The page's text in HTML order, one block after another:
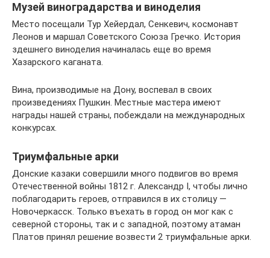
Музей виноградарства и виноделия
Место посещали Тур Хейердал, Сенкевич, космонавт
Леонов и маршал Советского Союза Гречко. История
здешнего виноделия начиналась еще во время
Хазарского каганата.
Вина, производимые на Дону, воспевал в своих
произведениях Пушкин. Местные мастера имеют
награды нашей страны, побеждали на международных
конкурсах.
Триумфальные арки
Донские казаки совершили много подвигов во время
Отечественной войны 1812 г. Александр I, чтобы лично
поблагодарить героев, отправился в их столицу —
Новочеркасск. Только въехать в город он мог как с
северной стороны, так и с западной, поэтому атаман
Платов принял решение возвести 2 триумфальные арки.